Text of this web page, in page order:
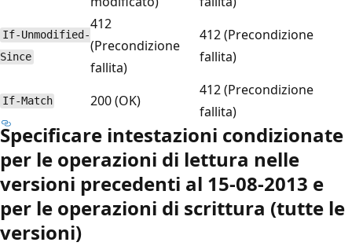
If-Unmodified-
Since
412
(Precondizione
fallita)
412 (Precondizione
fallita)
If-Match 200 (OK)
412 (Precondizione
fallita)
Specificare intestazioni condizionate
per le operazioni di lettura nelle
versioni precedenti al 15-08-2013 e
per le operazioni di scrittura (tutte le
versioni)